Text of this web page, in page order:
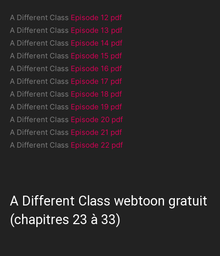
A Different Class Episode 12 pdf
A Different Class Episode 13 pdf
A Different Class Episode 14 pdf
A Different Class Episode 15 pdf
A Different Class Episode 16 pdf
A Different Class Episode 17 pdf
A Different Class Episode 18 pdf
A Different Class Episode 19 pdf
A Different Class Episode 20 pdf
A Different Class Episode 21 pdf
A Different Class Episode 22 pdf
A Different Class webtoon gratuit
(chapitres 23 à 33)